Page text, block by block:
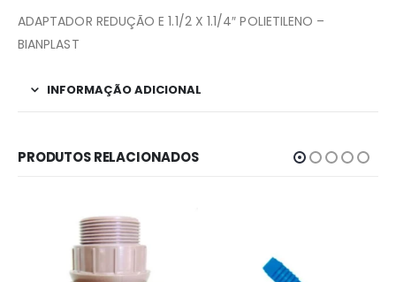
ADAPTADOR REDUÇÃO E 1.1/2 X 1.1/4″ POLIETILENO –
BIANPLAST
INFORMAÇÃO ADICIONAL
PRODUTOS RELACIONADOS